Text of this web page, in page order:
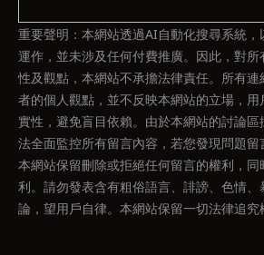
重要聲明：本網站透過AI自動化搜尋系統
運作，並未涉及任何付費推廣。因此，對
性及觀點，本網站不承擔法律責任。所有
者的個人觀點，並不反映本網站的立場，
實性，避免盲目依賴。由於本網站的討論
法全面監控所有留言內容，若您發現問題留
本網站保留刪除或拒絕任何留言的權利，
利。請勿發表含有粗俗語言、誹謗、色情
論，望用戶自律。本網站保留一切法律追究